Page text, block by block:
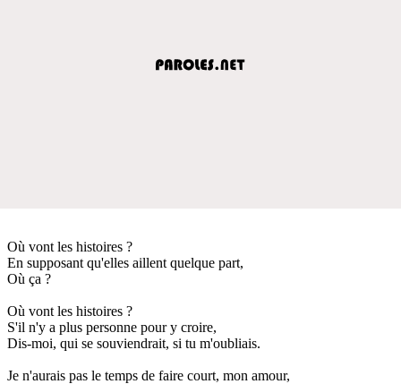
Où vont les histoires ?
En supposant qu'elles aillent quelque part,
Où ça ?
Où vont les histoires ?
S'il n'y a plus personne pour y croire,
Dis-moi, qui se souviendrait, si tu m'oubliais.
Je n'aurais pas le temps de faire court, mon amour,